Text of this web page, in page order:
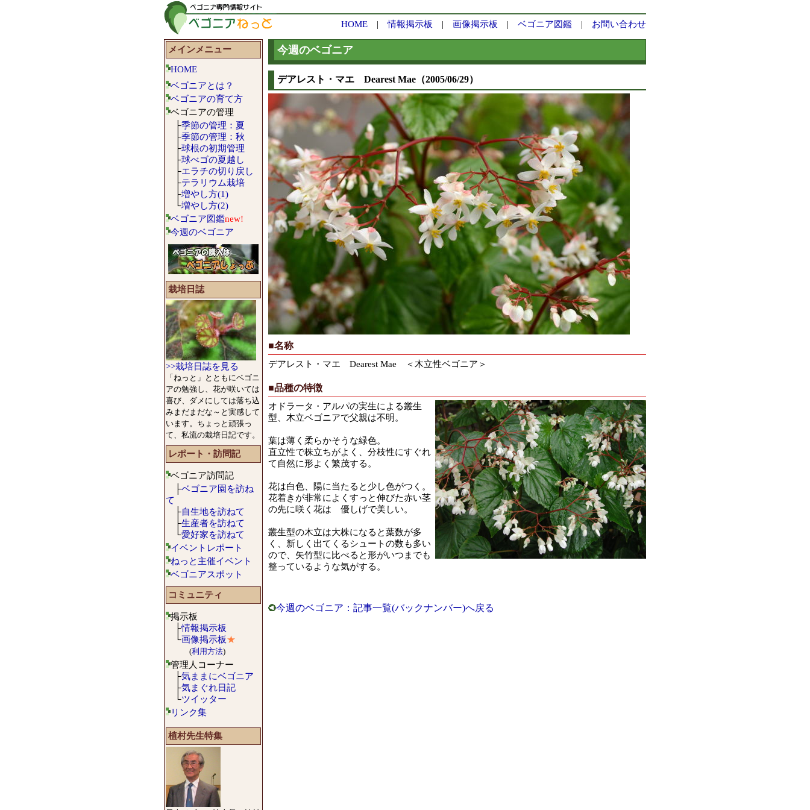
HOME |情報掲示板 | 画像掲示板 | ベゴニア図鑑 | お問い合わせ
メインメニュー
HOME
ベゴニアとは？
ベゴニアの育て方
ベゴニアの管理
├季節の管理：夏
├季節の管理：秋
├球根の初期管理
├球べゴの夏越し
├エラチの切り戻し
├テラリウム栽培
├増やし方(1)
└増やし方(2)
ベゴニア図鑑new!
今週のベゴニア
栽培日誌
>>栽培日誌を見る
「ねっと」とともにベゴニ
アの勉強し、花が咲いては
喜び、ダメにしては落ち込
みまだまだな～と実感して
います。ちょっと頑張っ
て、私流の栽培日記です。
レポート・訪問記
ベゴニア訪問記
├ベゴニア園を訪ね
て
├自生地を訪ねて
├生産者を訪ねて
└愛好家を訪ねて
イベントレポート
ねっと主催イベント
ベゴニアスポット
コミュニティ
掲示板
├情報掲示板
└画像掲示板★
(利用方法)
管理人コーナー
├気ままにベゴニア
├気まぐれ日記
└ツイッター
リンク集
植村先生特集
今週のベゴニア
デアレスト・マエ Dearest Mae（2005/06/29）
■名称
デアレスト・マエ Dearest Mae ＜木立性ベゴニア＞
■品種の特徴
オドラータ・アルパの実生による叢生
型、木立ベゴニアで父親は不明。
葉は薄く柔らかそうな緑色。
直立性で株立ちがよく、分枝性にすぐれ
て自然に形よく繁茂する。
花は白色、陽に当たると少し色がつく。
花着きが非常によくすっと伸びた赤い茎
の先に咲く花は 優しげで美しい。
叢生型の木立は大株になると葉数が多
く、新しく出てくるシュートの数も多い
ので、矢竹型に比べると形がいつまでも
整っているような気がする。
今週のベゴニア：記事一覧(バックナンバー)へ戻る